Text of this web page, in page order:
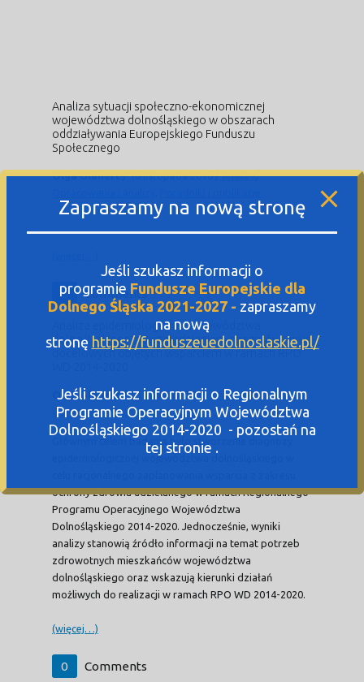
Analiza sytuacji społeczno-ekonomicznej
województwa dolnośląskiego w obszarach
oddziaływania Europejskiego Funduszu
Społecznego
Olga Glanert/16 listopada 2016/Analizy,
0 Comments
Analiza epidemiologiczna województwa
dolnośląskiego z uwzględnieniem obszarów i grup
docelowych objętych wsparciem w ramach RPO
Olga Glanert/26 kwietnia 2016 /Analizy,
Opracowania i analizy,Wiadomości
Głównym celem badania było stworzenie diagnozy
epidemiologicznej województwa dolnośląskiego w
ochrony zdrowia udzielanego w ramach Regionalnego
Programu Operacyjnego Województwa
Dolnośląskiego 2014-2020. Jednocześnie, wyniki
analizy stanowią źródło informacji na temat potrzeb
zdrowotnych mieszkańców województwa
dolnośląskiego oraz wskazują kierunki działań
możliwych do realizacji w ramach RPO WD 2014-2020.
(więcej…)
0 Comments
Zapraszamy na nową stronę
Jeśli szukasz informacji o
programie Fundusze Europejskie dla
Dolnego Śląska 2021-2027 - zapraszamy
na nową
stronę https://funduszeuedolnoslaskie.pl/
Jeśli szukasz informacji o Regionalnym
Programie Operacyjnym Województwa
Dolnośląskiego 2014-2020 - pozostań na
tej stronie .